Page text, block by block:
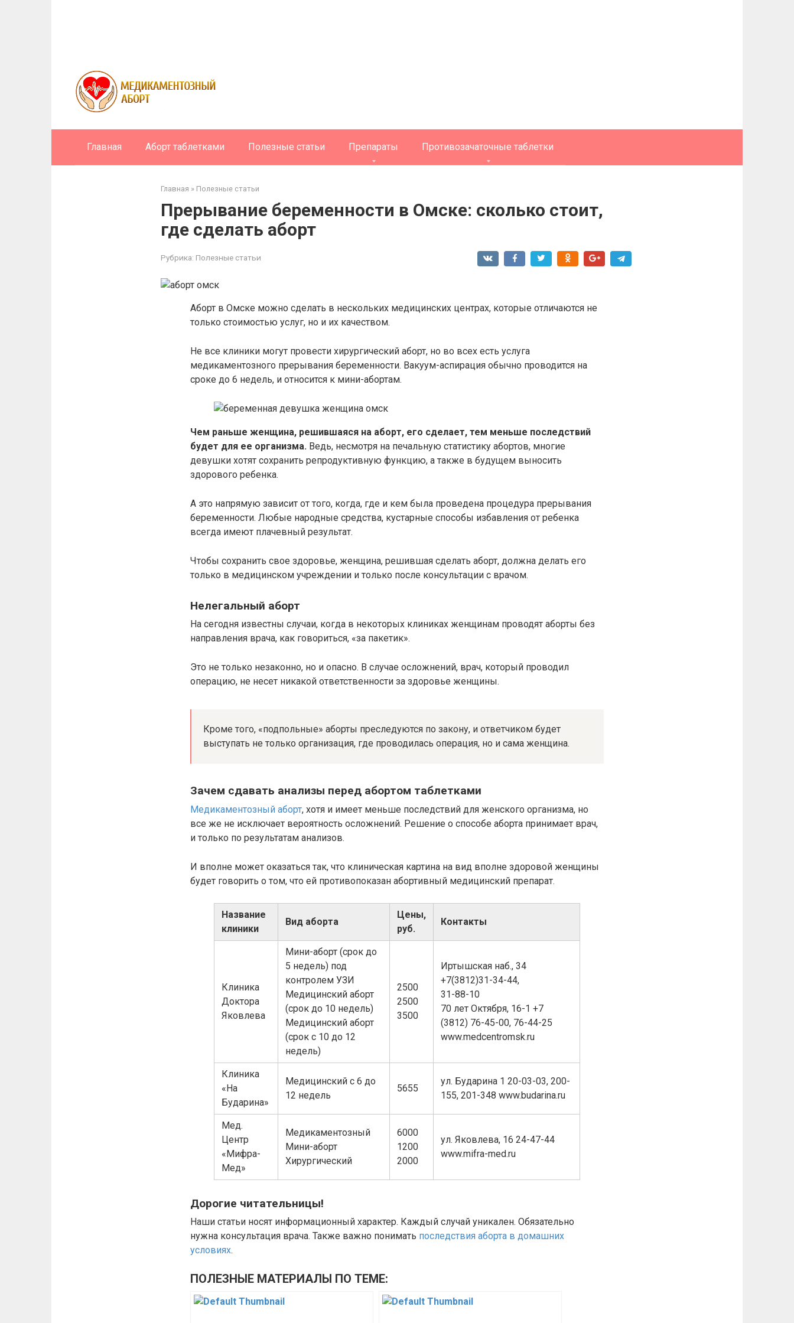
Главная Аборт таблетками Полезные статьи Препараты Противозачаточные таблетки
Главная » Полезные статьи
Прерывание беременности в Омске: сколько стоит,
где сделать аборт
Рубрика: Полезные статьи
Аборт в Омске можно сделать в нескольких медицинских центрах, которые отличаются не
только стоимостью услуг, но и их качеством.
Не все клиники могут провести хирургический аборт, но во всех есть услуга
медикаментозного прерывания беременности. Вакуум-аспирация обычно проводится на
сроке до 6 недель, и относится к мини-абортам.
Чем раньше женщина, решившаяся на аборт, его сделает, тем меньше последствий
будет для ее организма. Ведь, несмотря на печальную статистику абортов, многие
девушки хотят сохранить репродуктивную функцию, а также в будущем выносить
здорового ребенка.
А это напрямую зависит от того, когда, где и кем была проведена процедура прерывания
беременности. Любые народные средства, кустарные способы избавления от ребенка
всегда имеют плачевный результат.
Чтобы сохранить свое здоровье, женщина, решившая сделать аборт, должна делать его
только в медицинском учреждении и только после консультации с врачом.
Нелегальный аборт
На сегодня известны случаи, когда в некоторых клиниках женщинам проводят аборты без
направления врача, как говориться, «за пакетик».
Это не только незаконно, но и опасно. В случае осложнений, врач, который проводил
операцию, не несет никакой ответственности за здоровье женщины.
Кроме того, «подпольные» аборты преследуются по закону, и ответчиком будет
выступать не только организация, где проводилась операция, но и сама женщина.
Зачем сдавать анализы перед абортом таблетками
Медикаментозный аборт, хотя и имеет меньше последствий для женского организма, но
все же не исключает вероятность осложнений. Решение о способе аборта принимает врач,
и только по результатам анализов.
И вполне может оказаться так, что клиническая картина на вид вполне здоровой женщины
будет говорить о том, что ей противопоказан абортивный медицинский препарат.
Название
клиники
Вид аборта
Цены,
руб.
Контакты
Клиника
Доктора
Яковлева
Мини-аборт (срок до
5 недель) под
контролем УЗИ
Медицинский аборт
(срок до 10 недель)
Медицинский аборт
(срок с 10 до 12
недель)
2500
2500
3500
Иртышская наб., 34
+7(3812)31-34-44,
31-88-10
70 лет Октября, 16-1 +7
(3812) 76-45-00, 76-44-25
www.medcentromsk.ru
Клиника
«На
Бударина»
Медицинский с 6 до
12 недель
5655
ул. Бударина 1 20-03-03, 200-
155, 201-348 www.budarina.ru
Мед.
Центр
«Мифра-
Мед»
Медикаментозный
Мини-аборт
Хирургический
6000
1200
2000
ул. Яковлева, 16 24-47-44
www.mifra-med.ru
Дорогие читательницы!
Наши статьи носят информационный характер. Каждый случай уникален. Обязательно
нужна консультация врача. Также важно понимать последствия аборта в домашних
условиях.
ПОЛЕЗНЫЕ МАТЕРИАЛЫ ПО ТЕМЕ: